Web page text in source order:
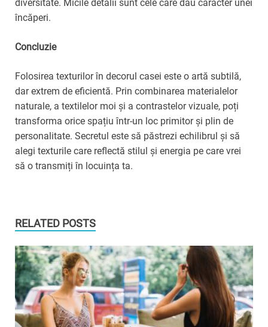
diversitate. Micile detalii sunt cele care dau caracter unei
încăperi.
Concluzie
Folosirea texturilor în decorul casei este o artă subtilă,
dar extrem de eficientă. Prin combinarea materialelor
naturale, a textilelor moi și a contrastelor vizuale, poți
transforma orice spațiu într-un loc primitor și plin de
personalitate. Secretul este să păstrezi echilibrul și să
alegi texturile care reflectă stilul și energia pe care vrei
să o transmiți în locuința ta.
RELATED POSTS